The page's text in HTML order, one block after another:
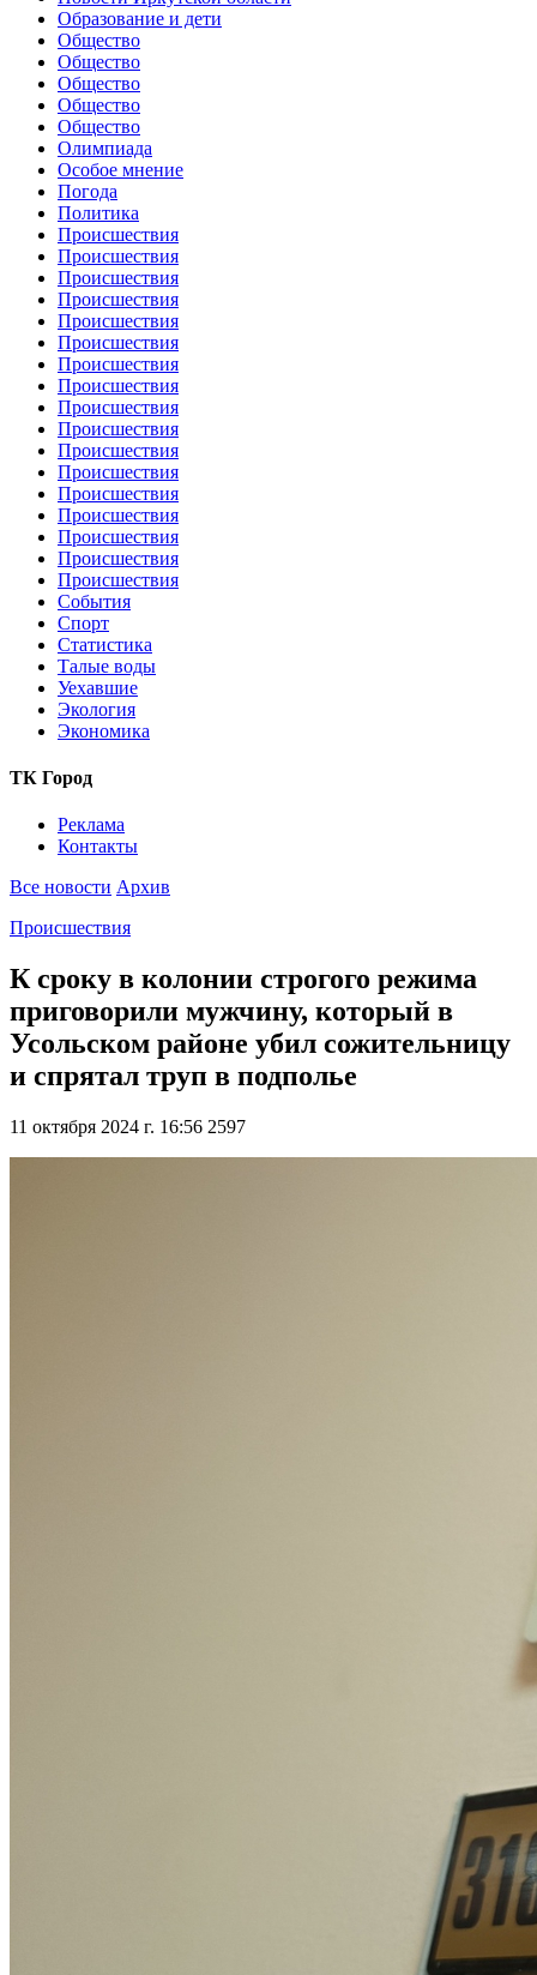
Образование и дети
Общество
Общество
Общество
Общество
Общество
Олимпиада
Особое мнение
Погода
Политика
Происшествия
Происшествия
Происшествия
Происшествия
Происшествия
Происшествия
Происшествия
Происшествия
Происшествия
Происшествия
Происшествия
Происшествия
Происшествия
Происшествия
Происшествия
Происшествия
Происшествия
События
Спорт
Статистика
Талые воды
Уехавшие
Экология
Экономика
ТК Город
Реклама
Контакты
Все новости Архив
Происшествия
К сроку в колонии строгого режима
приговорили мужчину, который в
Усольском районе убил сожительницу
и спрятал труп в подполье
11 октября 2024 г. 16:56 2597